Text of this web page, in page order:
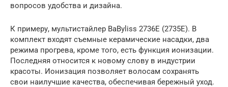
вопросов удобства и дизайна.
К примеру, мультистайлер BaByliss 2736E (2735E). В
комплект входят съемные керамические насадки, два
режима прогрева, кроме того, есть функция ионизации.
Последняя относится к новому слову в индустрии
красоты. Ионизация позволяет волосам сохранять
свои наилучшие качества, обеспечивая бережный уход.